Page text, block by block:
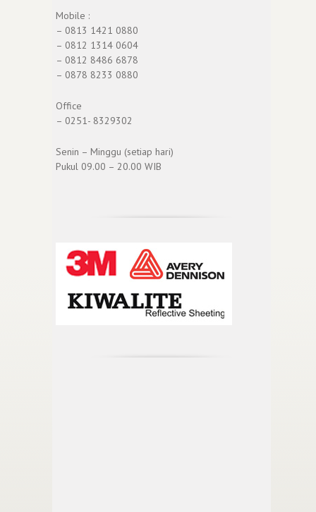
Mobile :
– 0813 1421 0880
– 0812 1314 0604
– 0812 8486 6878
– 0878 8233 0880
Office
– 0251- 8329302
Senin – Minggu (setiap hari)
Pukul 09.00 – 20.00 WIB